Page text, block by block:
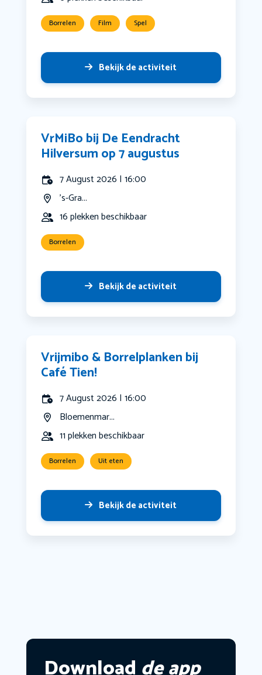
Borrelen Film Spel
Bekijk de activiteit
VrMiBo bij De Eendracht
Hilversum op 7 augustus
7 August 2026 | 16:00
's-Gra...
16 plekken beschikbaar
Borrelen
Bekijk de activiteit
Vrijmibo & Borrelplanken bij
Café Tien!
7 August 2026 | 16:00
Bloemenmar...
11 plekken beschikbaar
Borrelen Uit eten
Bekijk de activiteit